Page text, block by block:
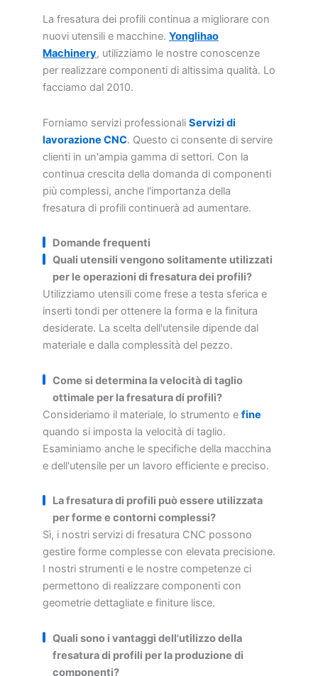
La fresatura dei profili continua a migliorare con
nuovi utensili e macchine. Yonglihao
Machinery, utilizziamo le nostre conoscenze
per realizzare componenti di altissima qualità. Lo
facciamo dal 2010.
Forniamo servizi professionali Servizi di
lavorazione CNC. Questo ci consente di servire
clienti in un'ampia gamma di settori. Con la
continua crescita della domanda di componenti
più complessi, anche l'importanza della
fresatura di profili continuerà ad aumentare.
Domande frequenti
Quali utensili vengono solitamente utilizzati
per le operazioni di fresatura dei profili?
Utilizziamo utensili come frese a testa sferica e
inserti tondi per ottenere la forma e la finitura
desiderate. La scelta dell'utensile dipende dal
materiale e dalla complessità del pezzo.
Come si determina la velocità di taglio
ottimale per la fresatura di profili?
Consideriamo il materiale, lo strumento e fine
quando si imposta la velocità di taglio.
Esaminiamo anche le specifiche della macchina
e dell'utensile per un lavoro efficiente e preciso.
La fresatura di profili può essere utilizzata
per forme e contorni complessi?
Sì, i nostri servizi di fresatura CNC possono
gestire forme complesse con elevata precisione.
I nostri strumenti e le nostre competenze ci
permettono di realizzare componenti con
geometrie dettagliate e finiture lisce.
Quali sono i vantaggi dell'utilizzo della
fresatura di profili per la produzione di
componenti?